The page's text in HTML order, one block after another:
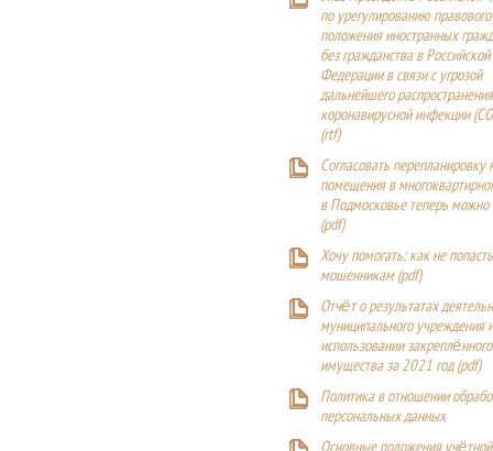
по урегулированию правового
положения иностранных
без гражданства в Российской
Федерации в связи с угрозой
дальнейшего
коронавирусной инфекции
(rtf)
Согласовать перепланировку
помещения в
в Подмосковье теперь можно
(pdf)
Хочу помогать: как не
мошенникам (pdf)
Отчёт о результатах
муниципального учреждения
использовании
имущества за 2021 год (pdf)
Политика в отношении
персональных данных